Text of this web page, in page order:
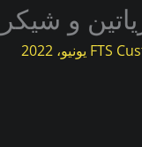
و شيكر
FTS